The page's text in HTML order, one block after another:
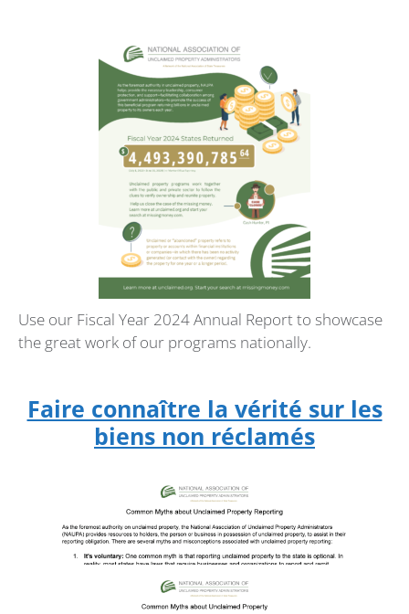
Use our Fiscal Year 2024 Annual Report to showcase
the great work of our programs nationally.
Faire connaître la vérité sur les
biens non réclamés